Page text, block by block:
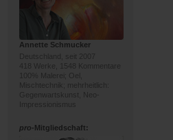
Annette Schmucker
Deutschland, seit 2007
418 Werke, 1548 Kommentare
100% Malerei; Oel,
Mischtechnik; mehrheitlich:
Gegenwartskunst, Neo-
Impressionismus
pro-Mitgliedschaft: